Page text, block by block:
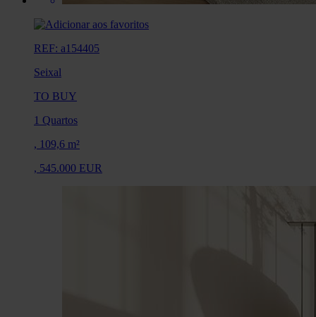
REF: a154405
Seixal
TO BUY
1 Quartos
, 109,6 m²
, 545.000 EUR